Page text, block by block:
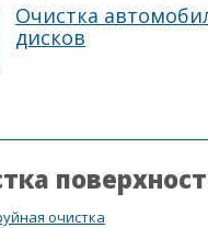
Очистка
дисков
очистка